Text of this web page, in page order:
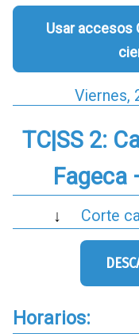
Usar accesos
Viernes,
TC|SS 2:
Fageca
↓ Corte
Horarios: